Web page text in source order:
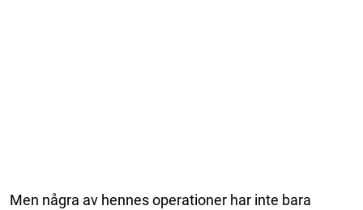
Men några av hennes operationer har inte bara